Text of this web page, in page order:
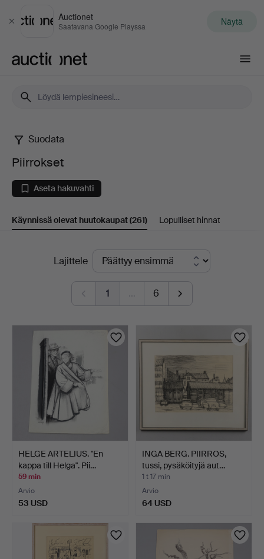
Sulje
Auctionet
Saatavana Google Playssa Näytä
Piirrokset
Suodata
Piirrokset
Aseta hakuvahti
Käynnissä olevat huutokaupat(261) Lopulliset hinnat
Käynnissä
huutokaupat
Lajittele
1 … 6
HELGE ARTELIUS. "En
kappa till Helga". Pii…
59 min
Arvio
53 USD
INGA BERG. PIIRROS,
tussi, pysäköityjä aut…
1 t 17 min
Arvio
64 USD